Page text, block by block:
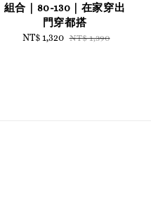
組合｜80-130｜在家穿出
門穿都搭
Sale
NT$ 1,320 Regular
NT$ 1,390